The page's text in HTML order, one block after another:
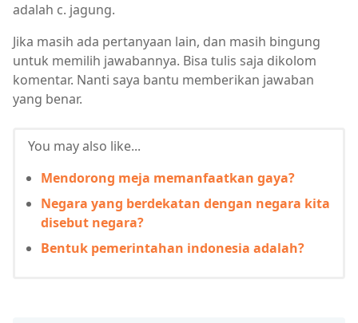
adalah c. jagung.
Jika masih ada pertanyaan lain, dan masih bingung
untuk memilih jawabannya. Bisa tulis saja dikolom
komentar. Nanti saya bantu memberikan jawaban
yang benar.
You may also like...
Mendorong meja memanfaatkan gaya?
Negara yang berdekatan dengan negara kita
disebut negara?
Bentuk pemerintahan indonesia adalah?